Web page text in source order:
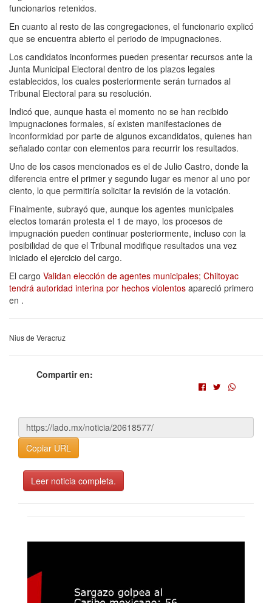
funcionarios retenidos.
En cuanto al resto de las congregaciones, el funcionario explicó
que se encuentra abierto el periodo de impugnaciones.
Los candidatos inconformes pueden presentar recursos ante la
Junta Municipal Electoral dentro de los plazos legales
establecidos, los cuales posteriormente serán turnados al
Tribunal Electoral para su resolución.
Indicó que, aunque hasta el momento no se han recibido
impugnaciones formales, sí existen manifestaciones de
inconformidad por parte de algunos excandidatos, quienes han
señalado contar con elementos para recurrir los resultados.
Uno de los casos mencionados es el de Julio Castro, donde la
diferencia entre el primer y segundo lugar es menor al uno por
ciento, lo que permitiría solicitar la revisión de la votación.
Finalmente, subrayó que, aunque los agentes municipales
electos tomarán protesta el 1 de mayo, los procesos de
impugnación pueden continuar posteriormente, incluso con la
posibilidad de que el Tribunal modifique resultados una vez
iniciado el ejercicio del cargo.
El cargo Validan elección de agentes municipales; Chiltoyac
tendrá autoridad interina por hechos violentos apareció primero
en .
Nius de Veracruz
Compartir en:
Copiar URL
Leer noticia completa.